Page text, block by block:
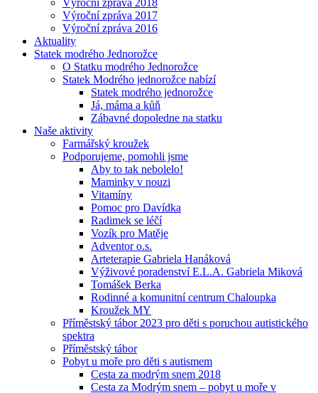
Výroční zpráva 2017
Výroční zpráva 2016
Aktuality
Statek modrého Jednorožce
O Statku modrého Jednorožce
Statek Modrého jednorožce nabízí
Statek modrého jednorožce
Já, máma a kůň
Zábavné dopoledne na statku
Naše aktivity
Farmářský kroužek
Podporujeme, pomohli jsme
Aby to tak nebolelo!
Maminky v nouzi
Vitamíny
Pomoc pro Davídka
Radimek se léčí
Vozík pro Matěje
Adventor o.s.
Arteterapie Gabriela Hanáková
Výživové poradenství E.L.A. Gabriela Miková
Tomášek Berka
Rodinné a komunitní centrum Chaloupka
Kroužek MY
Příměstský tábor 2023 pro děti s poruchou autistického
spektra
Příměstský tábor
Pobyt u moře pro děti s autismem
Cesta za modrým snem 2018
Cesta za Modrým snem – pobyt u moře v